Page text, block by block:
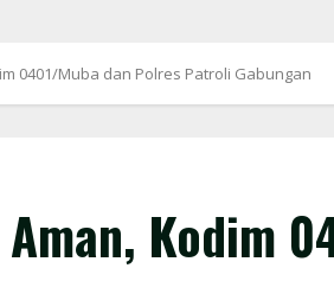
0401/Muba dan Polres Patroli Gabungan
Kodim